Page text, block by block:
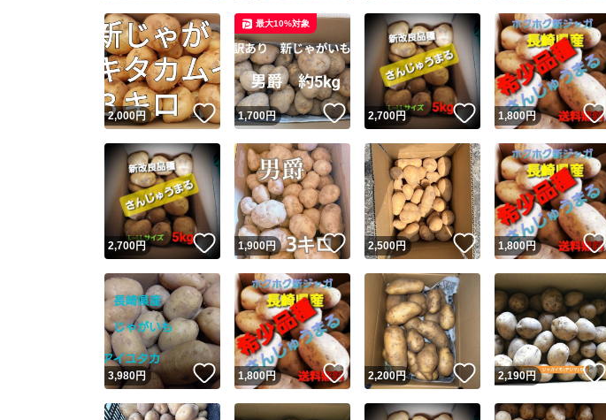
2,000円 いいね！
1,700円 いいね！
最大10%対象
2,700円 いいね！
1,800円
2,700円 いいね！
1,900円 いいね！
2,500円 いいね！
1,800円
3,980円 いいね！
1,800円 いいね！
2,200円 いいね！
2,190円